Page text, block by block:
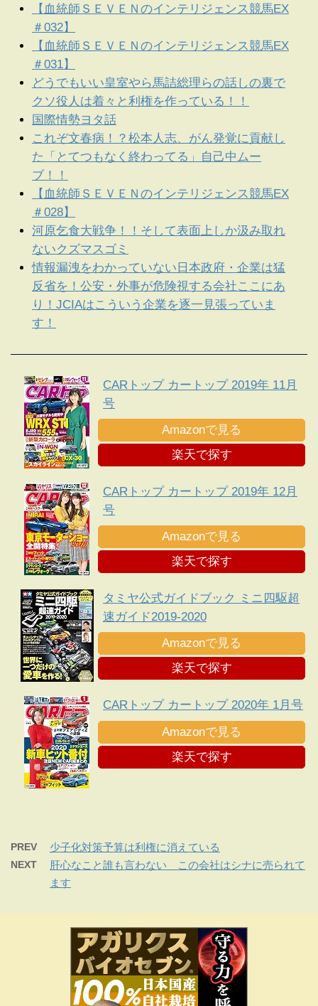
【血統師ＳＥＶＥＮのインテリジェンス競馬EX
＃032】
【血統師ＳＥＶＥＮのインテリジェンス競馬EX
＃031】
どうでもいい皇室やら馬詰総理らの話しの裏で
クソ役人は着々と利権を作っている！！
国際情勢ヨタ話
これぞ文春病！？松本人志、がん発覚に貢献し
た「とてつもなく終わってる」自己中ムー
ブ！！
【血統師ＳＥＶＥＮのインテリジェンス競馬EX
＃028】
河原乞食大戦争！！そして表面上しか汲み取れ
ないクズマスゴミ
情報漏洩をわかっていない日本政府・企業は猛
反省を！公安・外事が危険視する会社ここにあ
り！JCIAはこういう企業を逐一見張っていま
す！
CARトップ カートップ 2019年 11月
号
Amazonで見る
楽天で探す
CARトップ カートップ 2019年 12月
号
Amazonで見る
楽天で探す
タミヤ公式ガイドブック ミニ四駆超
速ガイド2019-2020
Amazonで見る
楽天で探す
CARトップ カートップ 2020年 1月号
Amazonで見る
楽天で探す
PREV 少子化対策予算は利権に消えている
NEXT
肝心なこと誰も言わない この会社はシナに売られて
ます